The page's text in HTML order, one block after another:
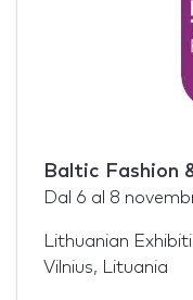
Baltic Fashion
Dal 6 al 8
Lithuanian
Vilnius, Lituania